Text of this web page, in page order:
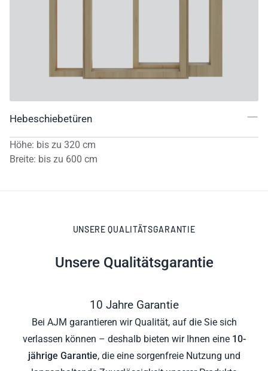
Hebeschiebetüren
Höhe: bis zu 320 cm
Breite: bis zu 600 cm
UNSERE QUALITÄTSGARANTIE
Unsere Qualitätsgarantie
10 Jahre Garantie
Bei AJM garantieren wir Qualität, auf die Sie sich
verlassen können – deshalb bieten wir Ihnen eine 10-
jährige Garantie, die eine sorgenfreie Nutzung und